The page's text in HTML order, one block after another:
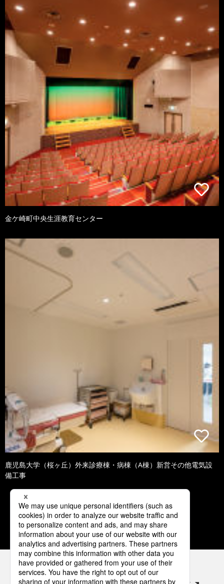
金ケ崎町中央生涯教育センター
鹿児島大学（桜ヶ丘）外来診療棟・病棟（A棟）新営その他電気設
備工事
1 2 3 4 5
パナソニックの電気設備 SNSアカウント